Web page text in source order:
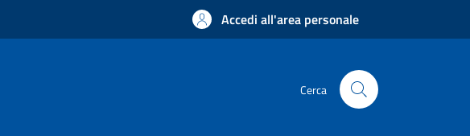
Accedi all'area personale
Cerca